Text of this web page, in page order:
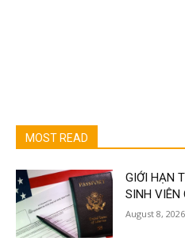
MOST READ
GIỚI HẠN
SINH VIÊN
August 8, 2026